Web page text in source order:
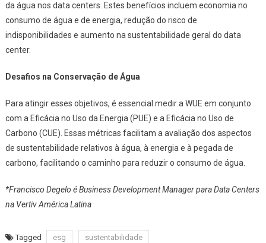
da água nos data centers. Estes benefícios incluem economia no
consumo de água e de energia, redução do risco de
indisponibilidades e aumento na sustentabilidade geral do data
center.
Desafios na Conservação de Água
Para atingir esses objetivos, é essencial medir a WUE em conjunto
com a Eficácia no Uso da Energia (PUE) e a Eficácia no Uso de
Carbono (CUE). Essas métricas facilitam a avaliação dos aspectos
de sustentabilidade relativos à água, à energia e à pegada de
carbono, facilitando o caminho para reduzir o consumo de água.
*Francisco Degelo é Business Development Manager para Data Centers
na Vertiv América Latina
Tagged esg sustentabilidade